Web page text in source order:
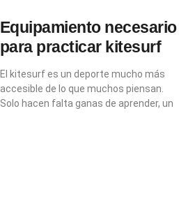
Equipamiento necesario
para practicar kitesurf
El kitesurf es un deporte mucho más
accesible de lo que muchos piensan.
Solo hacen falta ganas de aprender, un